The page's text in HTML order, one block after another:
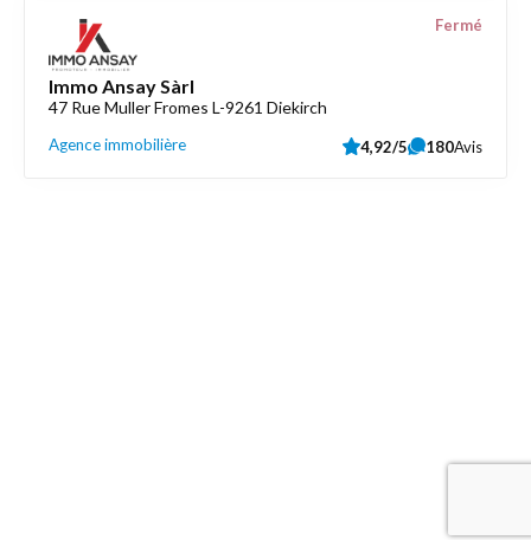
Immo Ansay Sàrl
47 Rue Muller Fromes L-9261 Diekirch
Agence immobilière
Fermé
4,92/5 180Avis